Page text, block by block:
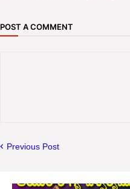
POST A COMMENT
Previous Post